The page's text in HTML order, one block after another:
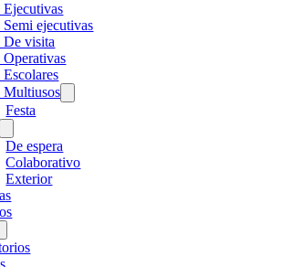
Ejecutivas
Semi ejecutivas
De visita
Operativas
Escolares
Multiusos
Festa
De espera
Colaborativo
Exterior